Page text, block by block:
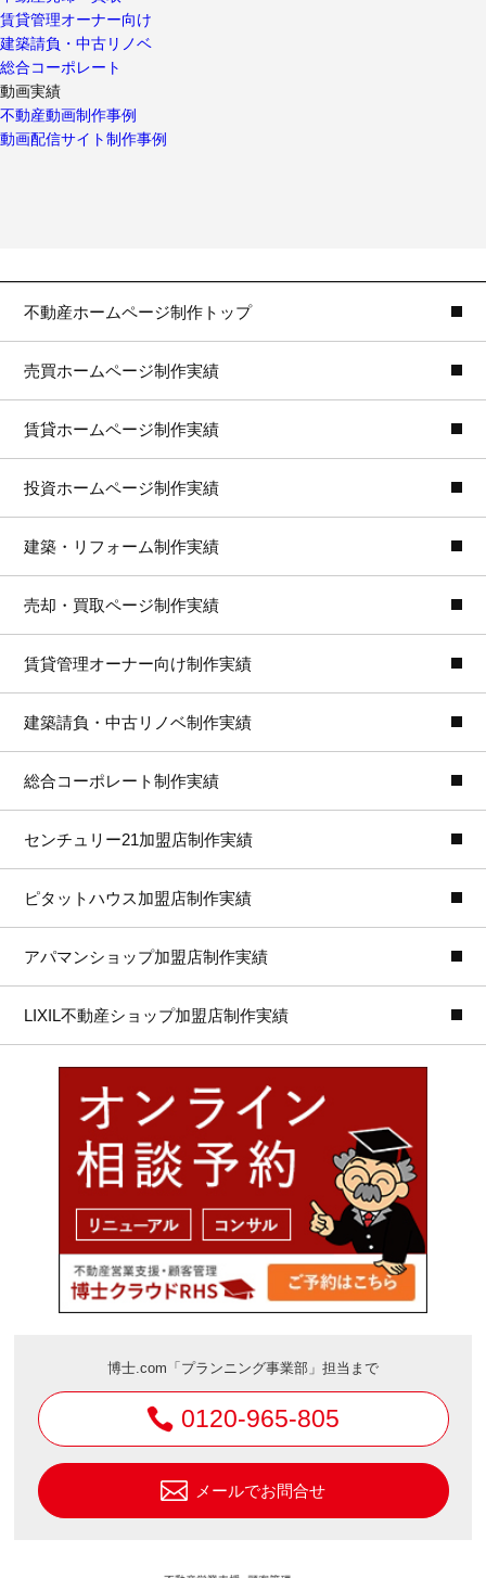
賃貸管理オーナー向け
建築請負・中古リノベ
総合コーポレート
動画実績
不動産動画制作事例
動画配信サイト制作事例
不動産ホームページ制作トップ
売買ホームページ制作実績
賃貸ホームページ制作実績
投資ホームページ制作実績
建築・リフォーム制作実績
売却・買取ページ制作実績
賃貸管理オーナー向け制作実績
建築請負・中古リノベ制作実績
総合コーポレート制作実績
センチュリー21加盟店制作実績
ピタットハウス加盟店制作実績
アパマンショップ加盟店制作実績
LIXIL不動産ショップ加盟店制作実績
博士.com「プランニング事業部」担当まで
0120-965-805
メールでお問合せ